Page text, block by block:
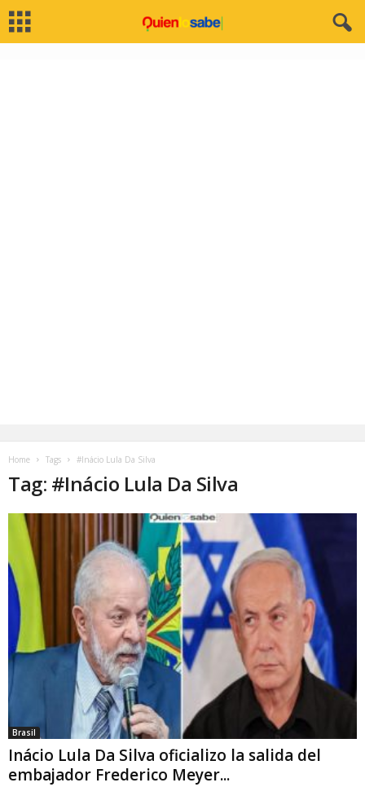
Home Tags #Inácio Lula Da Silva
Tag: #Inácio Lula Da Silva
Brasil
Inácio Lula Da Silva oficializo la salida del
embajador Frederico Meyer...